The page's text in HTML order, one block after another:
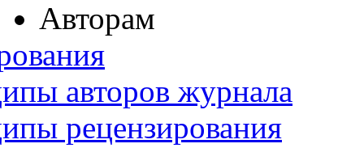
Авторам
авторов журнала
рецензирования